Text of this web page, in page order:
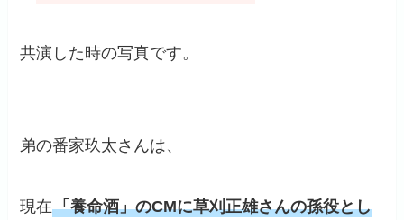
共演した時の写真です。
弟の番家玖太さんは、
現在「養命酒」のCMに草刈正雄さんの孫役とし